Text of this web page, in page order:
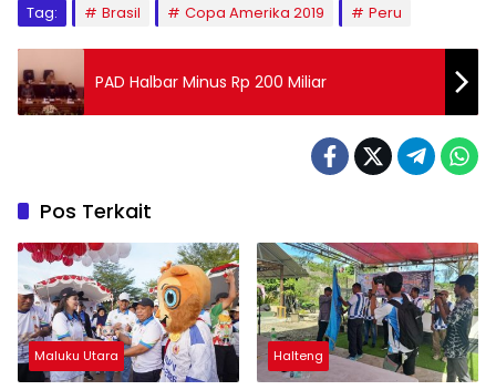
Tag: Brasil Copa Amerika 2019 Peru
PAD Halbar Minus Rp 200 Miliar
Pos Terkait
Maluku Utara Halteng